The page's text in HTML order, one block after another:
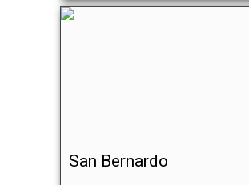
San Bernardo